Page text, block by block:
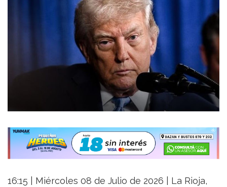
16:15 | Miércoles 08 de Julio de 2026 | La Rioja,